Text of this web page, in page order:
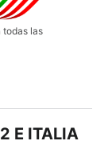
todas las
E ITALIA